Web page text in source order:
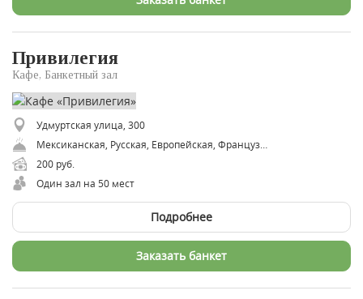
Привилегия
Кафе, Банкетный зал
Удмуртская улица, 300
200 руб.
Один зал на 50 мест
Подробнее
Заказать банкет